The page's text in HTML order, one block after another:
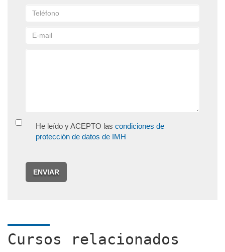
He leído y ACEPTO las condiciones de
protección de datos de IMH
ENVIAR
Cursos relacionados